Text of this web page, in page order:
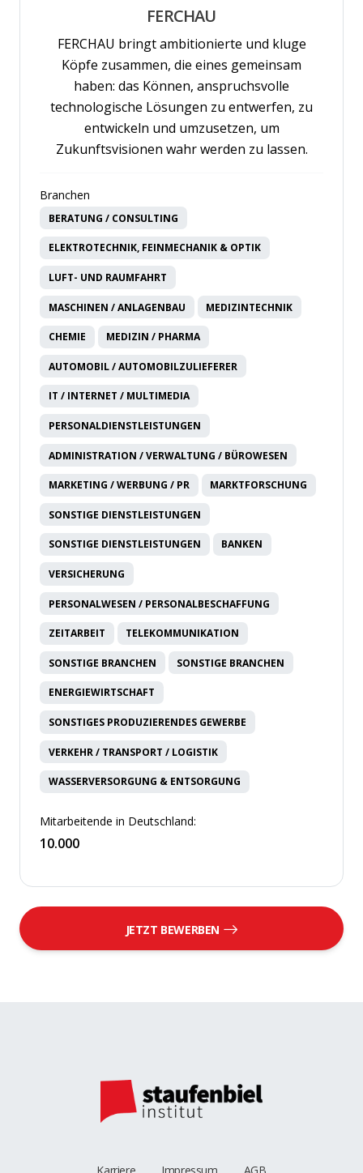
FERCHAU
FERCHAU bringt ambitionierte und kluge
Köpfe zusammen, die eines gemeinsam
haben: das Können, anspruchsvolle
technologische Lösungen zu entwerfen, zu
entwickeln und umzusetzen, um
Zukunftsvisionen wahr werden zu lassen.
Branchen
BERATUNG / CONSULTING
ELEKTROTECHNIK, FEINMECHANIK & OPTIK
LUFT- UND RAUMFAHRT
MASCHINEN / ANLAGENBAU MEDIZINTECHNIK
CHEMIE MEDIZIN / PHARMA
AUTOMOBIL / AUTOMOBILZULIEFERER
IT / INTERNET / MULTIMEDIA
PERSONALDIENSTLEISTUNGEN
ADMINISTRATION / VERWALTUNG / BÜROWESEN
MARKETING / WERBUNG / PR MARKTFORSCHUNG
SONSTIGE DIENSTLEISTUNGEN
SONSTIGE DIENSTLEISTUNGEN BANKEN
VERSICHERUNG
PERSONALWESEN / PERSONALBESCHAFFUNG
ZEITARBEIT TELEKOMMUNIKATION
SONSTIGE BRANCHEN SONSTIGE BRANCHEN
ENERGIEWIRTSCHAFT
SONSTIGES PRODUZIERENDES GEWERBE
VERKEHR / TRANSPORT / LOGISTIK
WASSERVERSORGUNG & ENTSORGUNG
Mitarbeitende in Deutschland:
10.000
JETZT BEWERBEN